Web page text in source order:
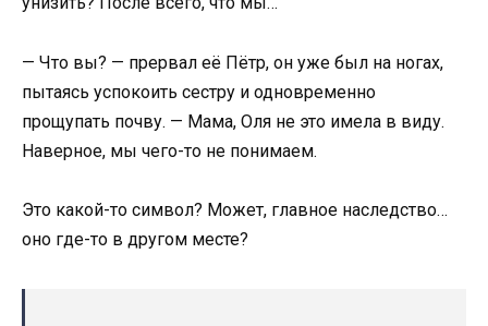
— Что вы? — прервал её Пётр, он уже был на ногах,
пытаясь успокоить сестру и одновременно
прощупать почву. — Мама, Оля не это имела в виду.
Наверное, мы чего-то не понимаем.
Это какой-то символ? Может, главное наследство…
оно где-то в другом месте?